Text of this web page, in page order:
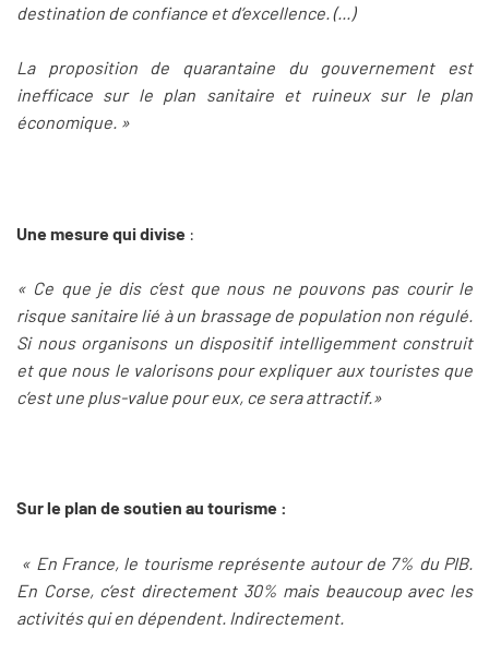
destination de confiance et d’excellence. (...)
La proposition de quarantaine du gouvernement est
inefficace sur le plan sanitaire et ruineux sur le plan
économique. »
Une mesure qui divise :
« Ce que je dis c’est que nous ne pouvons pas courir le
risque sanitaire lié à un brassage de population non régulé.
Si nous organisons un dispositif intelligemment construit
et que nous le valorisons pour expliquer aux touristes que
c’est une plus-value pour eux, ce sera attractif.»
Sur le plan de soutien au tourisme :
« En France, le tourisme représente autour de 7% du PIB.
En Corse, c’est directement 30% mais beaucoup avec les
activités qui en dépendent. Indirectement.